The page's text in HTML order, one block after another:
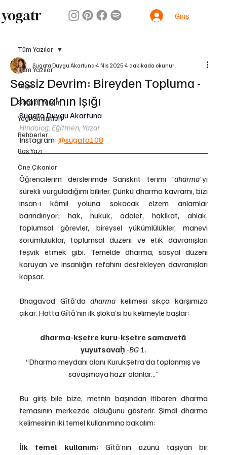
yogatr Giriş
Tüm Yazılar
Yoga
Sağlıklı Yaşam
Yogi Günlükleri
Rehberler
Baş Yazı
Öne Çıkanlar
Tüm Yazılar
Sessiz Devrim: Bireyden Topluma -
Dharma'nın Işığı
Sugata Duygu Akartuna 4 Nis 2025 4 dakikada okunur
Sugata Duygu Akartuna
Hindolog, Eğitmen, Yazar
Instagram: @sugata108
Öğrencilerim derslerimde Sanskrit terimi 'dharma'yı
sürekli vurguladığımı bilirler. Çünkü dharma kavramı, bizi
insan-ı kâmil yoluna sokacak elzem anlamlar
barındırıyor; hak, hukuk, adalet, hakikat, ahlak,
toplumsal görevler, bireysel yükümlülükler, manevi
sorumluluklar, toplumsal düzeni ve etik davranışları
teşvik etmek gibi. Temelde dharma, sosyal düzeni
koruyan ve insanlığın refahını destekleyen davranışları
kapsar.
Bhagavad Gītā’da dharma kelimesi sıkça karşımıza
çıkar. Hatta Gītā’nın ilk şloka’sı bu kelimeyle başlar:
dharma-kṣetre kuru-kṣetre samavetā
yuyutsavaḥ -BG 1.
“Dharma meydanı olanı Kurukṣetra’da toplanmış ve
savaşmaya hazır olanlar...”
Bu giriş bile bize, metnin başından itibaren dharma
temasının merkezde olduğunu gösterir. Şimdi dharma
kelimesinin iki temel kullanımına bakalım:
İlk temel kullanım: Gītā’nın özünü taşıyan bir